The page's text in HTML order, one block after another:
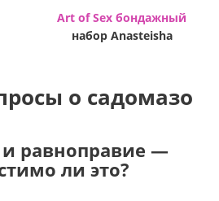
Art of Sex бондажный
набор Anasteisha
о садомазо
равноправие —
ли это?